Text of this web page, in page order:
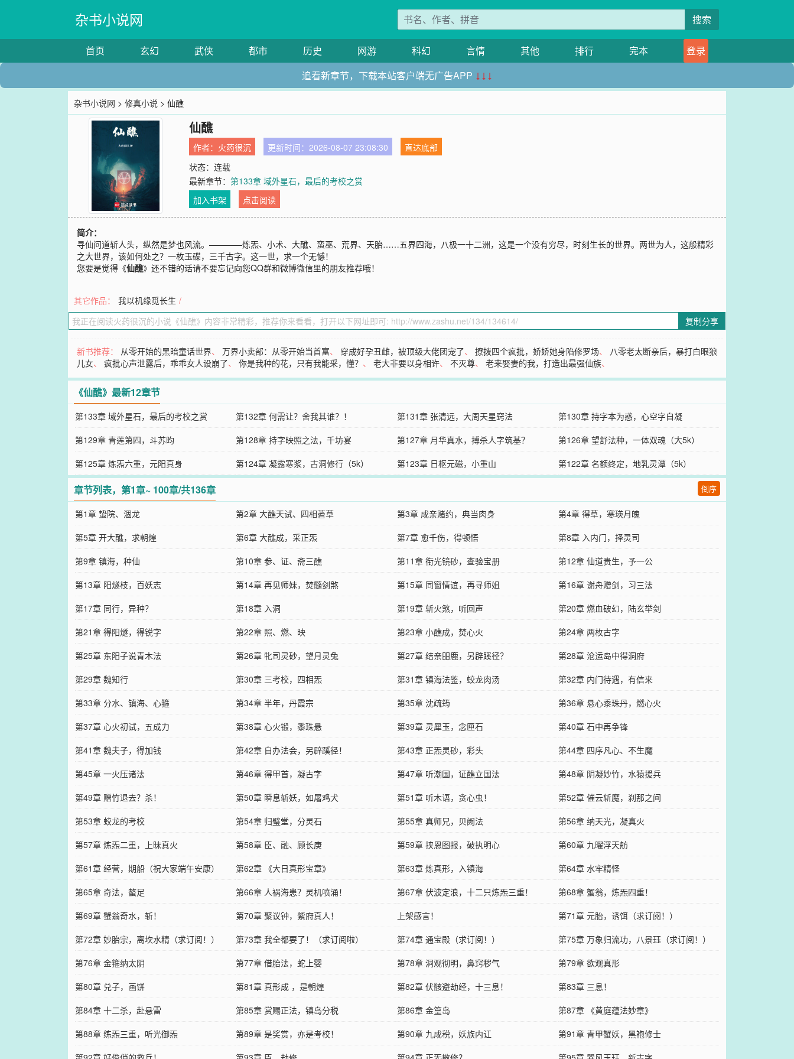
杂书小说网 搜索
首页 玄幻 武侠 都市 历史 网游 科幻 言情 其他 排行 完本
登录
追看新章节，下载本站客户端无广告APP ↓↓↓
杂书小说网 >修真小说 > 仙醮
仙醮
作者： 火药很沉 更新时间：2026-08-07 23:08:30
直达底部
状态：连载
最新章节：第133章 域外星石，最后的考校之赏
加入书架
点击阅读
简介：
寻仙问道斩人头，纵然是梦也风流。————炼炁、小术、大醮、蛮巫、荒界、天胎……五界四海，八极一十二洲，这是一个没有穷尽，时刻生长的世界。两世为人，这般精彩
之大世界，该如何处之？一枚玉碟，三千古字。这一世，求一个无憾！
您要是觉得《仙醮》还不错的话请不要忘记向您QQ群和微博微信里的朋友推荐哦！
其它作品： 我以机缘觅长生 /
复制分享
新书推荐： 从零开始的黑暗童话世界、万界小卖部：从零开始当首富、 穿成好孕丑雌，被顶级大佬团宠了、撩拨四个疯批，娇娇她身陷修罗场、 八零老太断亲后，暴打白眼狼
儿女、疯批心声泄露后，乖乖女人设崩了、你是我种的花，只有我能采，懂？ 、老大非要以身相许、不灭尊、老来娶妻的我，打造出最强仙族、
《仙醮》最新12章节
第133章 域外星石，最后的考校之赏 第132章 何需让？舍我其谁？！ 第131章 张清远，大周天星窍法
第130章 持字本为惑，心空字自凝
第129章 青莲第四，斗苏昀
第128章 持字映照之法，千坊宴 第127章 月华真水，搏杀人字筑基？
第126章 望舒法种，一体双魂（大5k）
第125章 炼炁六重，元阳真身
第124章 凝露寒浆，古洞修行（5k） 第123章 日枢元磁，小重山 第122章 名额终定，地乳灵潭（5k）
章节列表，第1章~ 100章/共136章 倒序
第1章 蛰院、涸龙 第2章 大醮天试、四相蓍草 第3章 成亲赌约，典当肉身
第4章 得草，寒瑛月魄
第5章 开大醮，求朝煌
第6章 大醮成，采正炁 第7章 愈千伤，得顿悟
第8章 入内门，择灵司
第9章 镇海，种仙
第10章 参、证、斋三醮 第11章 衔光镜砂，查验宝册
第12章 仙道贵生，予一公
第13章 阳燧枝，百妖志
第14章 再见师妹，焚髓剑煞 第15章 同窗情谊，再寻师姐
第16章 谢舟赠剑，习三法
第17章 同行，异种？
第18章 入洞 第19章 斩火煞，听回声
第20章 燃血破幻，陆玄举剑
第21章 得阳燧，得锐字
第22章 照、燃、映 第23章 小醮成，焚心火
第24章 两枚古字
第25章 东阳子说青木法
第26章 牝司灵砂，望月灵兔 第27章 结亲昍鹿，另辟蹊径？
第28章 沧运岛中得洞府
第29章 魏知行
第30章 三考校，四相炁 第31章 镇海法鉴，蛟龙肉汤
第32章 内门待遇，有信来
第33章 分水、镇海、心箍
第34章 半年，丹霞宗 第35章 沈疏筠
第36章 悬心黍珠丹，燃心火
第37章 心火初试，五成力
第38章 心火锻，黍珠悬 第39章 灵犀玉，念匣石
第40章 石中再争锋
第41章 魏夫子，得加钱
第42章 自办法会，另辟蹊径！ 第43章 正炁灵砂，彩头
第44章 四序凡心、不生魔
第45章 一火压诸法
第46章 得甲首，凝古字 第47章 听潮国，证醮立国法
第48章 阴凝妙竹，水猿援兵
第49章 赠竹退去？杀！
第50章 瞬息斩妖，如屠鸡犬 第51章 听木语，贪心虫！
第52章 催云斩魔，刹那之间
第53章 蛟龙的考校
第54章 归璧堂，分灵石 第55章 真师兄，贝阙法
第56章 纳天光，凝真火
第57章 炼炁二重，上昧真火
第58章 臣、融、顾长庚 第59章 挟恩图报，破执明心
第60章 九曜浮天舫
第61章 经营，期船（祝大家端午安康）
第62章 《大日真形宝章》 第63章 炼真形，入镇海
第64章 水牢精怪
第65章 奇法，螯足
第66章 人祸海患？灵机喷涌！ 第67章 伏波定浪，十二只炼炁三重！
第68章 蟹翁，炼炁四重！
第69章 蟹翁奇水，斩！
第70章 聚议钟，紫府真人！ 上架感言！
第71章 元胎，诱饵（求订阅！）
第72章 妙胎宗，离坎水精（求订阅！）
第73章 我全都要了！（求订阅啦） 第74章 通宝殿（求订阅！）
第75章 万象归流功，八景珏（求订阅！）
第76章 金箍纳太阴
第77章 借胎法，蛇上婴 第78章 洞观彻明，鼻窍秽气
第79章 欲观真形
第80章 兑子，画饼
第81章 真形成 ，是朝煌 第82章 伏骸避劫经，十三息！
第83章 三息！
第84章 十二杀，赴悬雷
第85章 赏赐正法，镇岛分税 第86章 金篁岛
第87章 《黄庭蕴法妙章》
第88章 练炁三重，听光御炁
第89章 是奖赏，亦是考校！ 第90章 九成税，妖族内讧
第91章 青甲蟹妖，黑袍修士